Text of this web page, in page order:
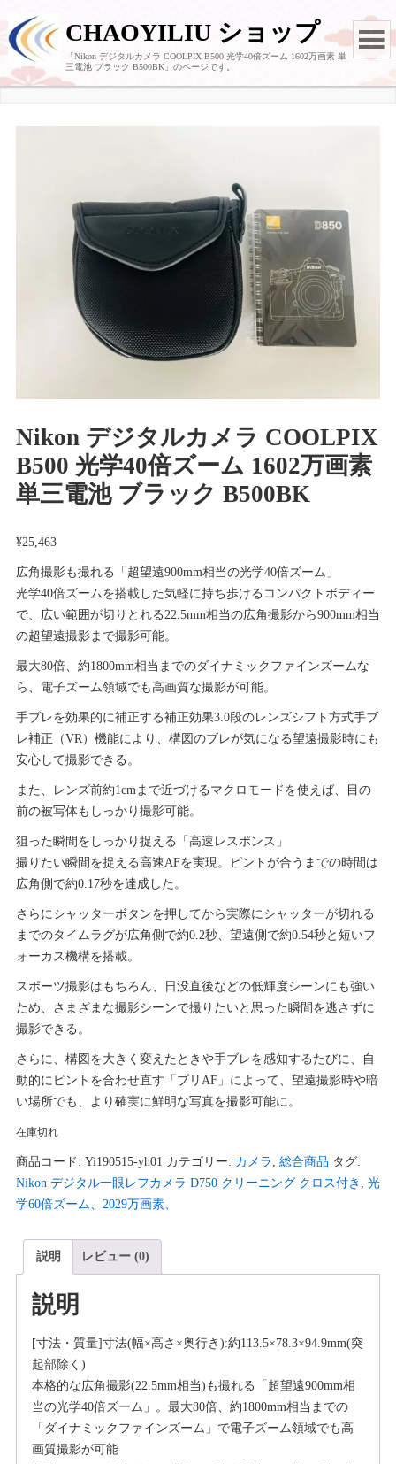
CHAOYILIU ショップ
「Nikon デジタルカメラ COOLPIX B500 光学40倍ズーム 1602万画素 単
三電池 ブラック B500BK」のページです。
Nikon デジタルカメラ COOLPIX
B500 光学40倍ズーム 1602万画素
単三電池 ブラック B500BK
¥25,463
広角撮影も撮れる「超望遠900mm相当の光学40倍ズーム」
光学40倍ズームを搭載した気軽に持ち歩けるコンパクトボディー
で、広い範囲が切りとれる22.5mm相当の広角撮影から900mm相当
の超望遠撮影まで撮影可能。
最大80倍、約1800mm相当までのダイナミックファインズームな
ら、電子ズーム領域でも高画質な撮影が可能。
手ブレを効果的に補正する補正効果3.0段のレンズシフト方式手ブ
レ補正（VR）機能により、構図のブレが気になる望遠撮影時にも
安心して撮影できる。
また、レンズ前約1cmまで近づけるマクロモードを使えば、目の
前の被写体もしっかり撮影可能。
狙った瞬間をしっかり捉える「高速レスポンス」
撮りたい瞬間を捉える高速AFを実現。ピントが合うまでの時間は
広角側で約0.17秒を達成した。
さらにシャッターボタンを押してから実際にシャッターが切れる
までのタイムラグが広角側で約0.2秒、望遠側で約0.54秒と短いフ
ォーカス機構を搭載。
スポーツ撮影はもちろん、日没直後などの低輝度シーンにも強い
ため、さまざまな撮影シーンで撮りたいと思った瞬間を逃さずに
撮影できる。
さらに、構図を大きく変えたときや手ブレを感知するたびに、自
動的にピントを合わせ直す「プリAF」によって、望遠撮影時や暗
い場所でも、より確実に鮮明な写真を撮影可能に。
在庫切れ
商品コード: Yi190515-yh01 カテゴリー: カメラ , 総合商品 タグ:
Nikon デジタル一眼レフカメラ D750 クリーニング クロス付き , 光
学60倍ズーム、2029万画素、
説明 レビュー (0)
説明
[寸法・質量]寸法(幅×高さ×奥行き):約113.5×78.3×94.9mm(突
起部除く)
本格的な広角撮影(22.5mm相当)も撮れる「超望遠900mm相
当の光学40倍ズーム」。最大80倍、約1800mm相当までの
「ダイナミックファインズーム」で電子ズーム領域でも高
画質撮影が可能